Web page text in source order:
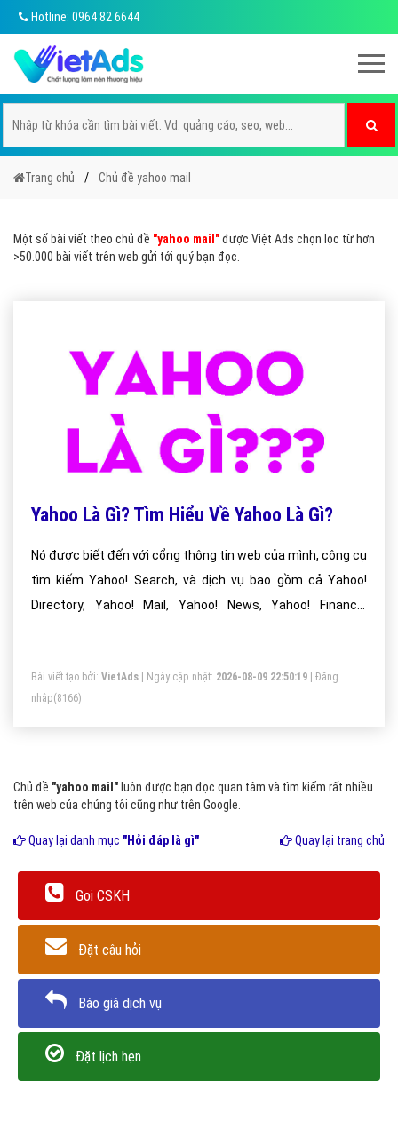
Hotline: 0964 82 6644
Trang chủ Chủ đề yahoo mail
Một số bài viết theo chủ đề "yahoo mail"được Việt Ads chọn lọc từ hơn
>50.000 bài viết trên web gửi tới quý bạn đọc.
Yahoo Là Gì? Tìm Hiểu Về Yahoo Là Gì?
Nó được biết đến với cổng thông tin web của mình, công cụ
tìm kiếm Yahoo! Search, và dịch vụ bao gồm cả Yahoo!
Directory, Yahoo! Mail, Yahoo! News, Yahoo! Finance,
truyền thông xã hội.
Bài viết tạo bởi: VietAds | Ngày cập nhật: 2026-08-09 22:50:19
Đăng
nhập(8166)
Chủ đề "yahoo mail" luôn được bạn đọc quan tâm và tìm kiếm rất nhiều
trên web của chúng tôi cũng như trên Google.
Quay lại danh mục "Hỏi đáp là gì" Quay lại trang chủ
Gọi CSKH
Đặt câu hỏi
Báo giá dịch vụ
Đặt lịch hẹn